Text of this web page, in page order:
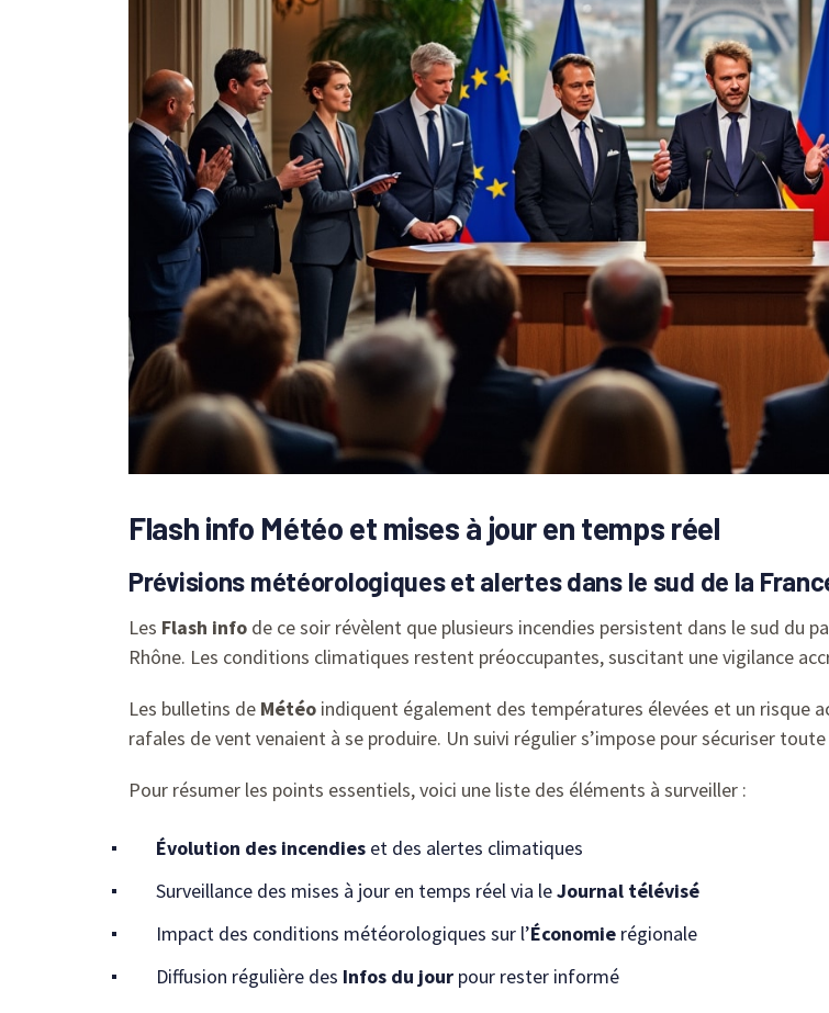
Flash info Météo et mises à jour en temps réel
Prévisions météorologiques et alertes dans le sud de la
Les Flash info de ce soir révèlent que plusieurs incendies persistent dans le sud du
Rhône. Les conditions climatiques restent préoccupantes, suscitant une vigilance
Les bulletins de Météo indiquent également des températures élevées et un risque
rafales de vent venaient à se produire. Un suivi régulier s’impose pour sécuriser
Pour résumer les points essentiels, voici une liste des éléments à surveiller :
Évolution des incendies et des alertes climatiques
Surveillance des mises à jour en temps réel via leJournal télévisé
Impact des conditions météorologiques sur l’Économie régionale
Diffusion régulière des Infos du jour pour rester informé